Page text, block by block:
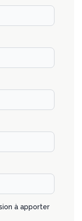
à apporter